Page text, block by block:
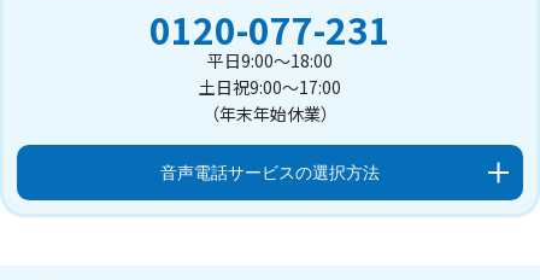
0120-077-231
平日9:00～18:00
土日祝9:00～17:00
（年末年始休業）
音声電話サービスの選択方法